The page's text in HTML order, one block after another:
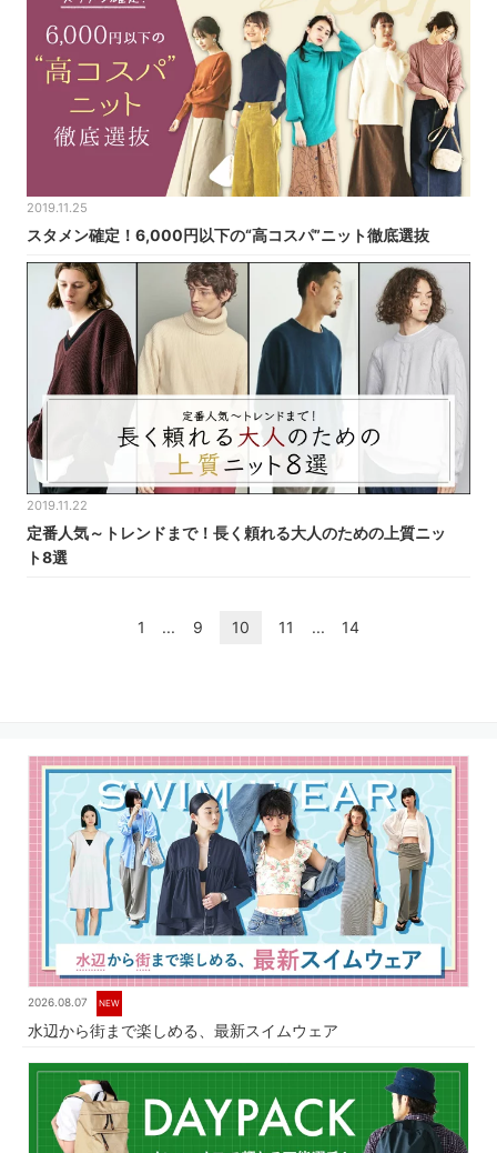
2019.11.25
スタメン確定！6,000円以下の“高コスパ”ニット徹底選抜
2019.11.22
定番人気～トレンドまで！長く頼れる大人のための上質ニッ
ト8選
1 ... 9 10 11 ... 14
2026.08.07 NEW
水辺から街まで楽しめる、最新スイムウェア